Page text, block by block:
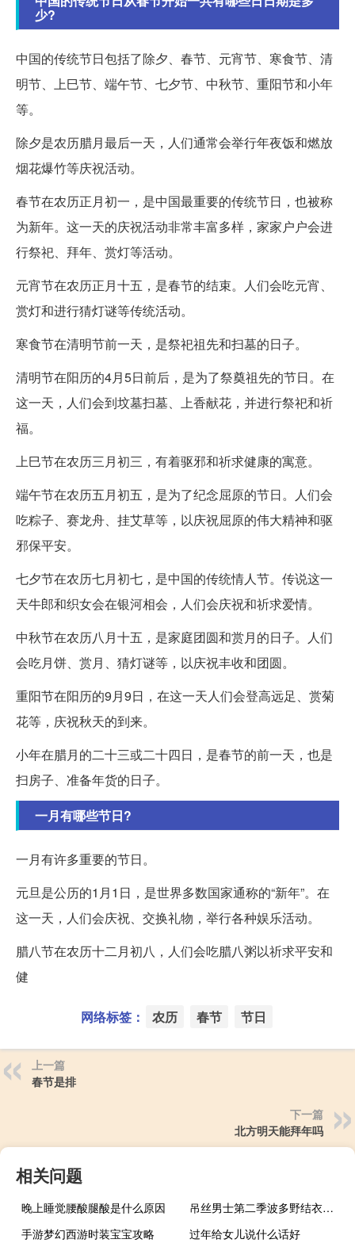
少?
中国的传统节日包括了除夕、春节、元宵节、寒食节、清
明节、上巳节、端午节、七夕节、中秋节、重阳节和小年
等。
除夕是农历腊月最后一天，人们通常会举行年夜饭和燃放
烟花爆竹等庆祝活动。
春节在农历正月初一，是中国最重要的传统节日，也被称
为新年。这一天的庆祝活动非常丰富多样，家家户户会进
行祭祀、拜年、赏灯等活动。
元宵节在农历正月十五，是春节的结束。人们会吃元宵、
赏灯和进行猜灯谜等传统活动。
寒食节在清明节前一天，是祭祀祖先和扫墓的日子。
清明节在阳历的4月5日前后，是为了祭奠祖先的节日。在
这一天，人们会到坟墓扫墓、上香献花，并进行祭祀和祈
福。
上巳节在农历三月初三，有着驱邪和祈求健康的寓意。
端午节在农历五月初五，是为了纪念屈原的节日。人们会
吃粽子、赛龙舟、挂艾草等，以庆祝屈原的伟大精神和驱
邪保平安。
七夕节在农历七月初七，是中国的传统情人节。传说这一
天牛郎和织女会在银河相会，人们会庆祝和祈求爱情。
中秋节在农历八月十五，是家庭团圆和赏月的日子。人们
会吃月饼、赏月、猜灯谜等，以庆祝丰收和团圆。
重阳节在阳历的9月9日，在这一天人们会登高远足、赏菊
花等，庆祝秋天的到来。
小年在腊月的二十三或二十四日，是春节的前一天，也是
扫房子、准备年货的日子。
一月有哪些节日?
一月有许多重要的节日。
元旦是公历的1月1日，是世界多数国家通称的“新年”。在
这一天，人们会庆祝、交换礼物，举行各种娱乐活动。
腊八节在农历十二月初八，人们会吃腊八粥以祈求平安和
健
网络标签： 农历 春节 节日
上一篇
春节是排
下一篇
北方明天能拜年吗
相关问题
晚上睡觉腰酸腿酸是什么原因
吊丝男士第二季波多野结衣（关于吊丝男士第二季波多野结衣的介绍）
手游梦幻西游时装宝宝攻略
过年给女儿说什么话好